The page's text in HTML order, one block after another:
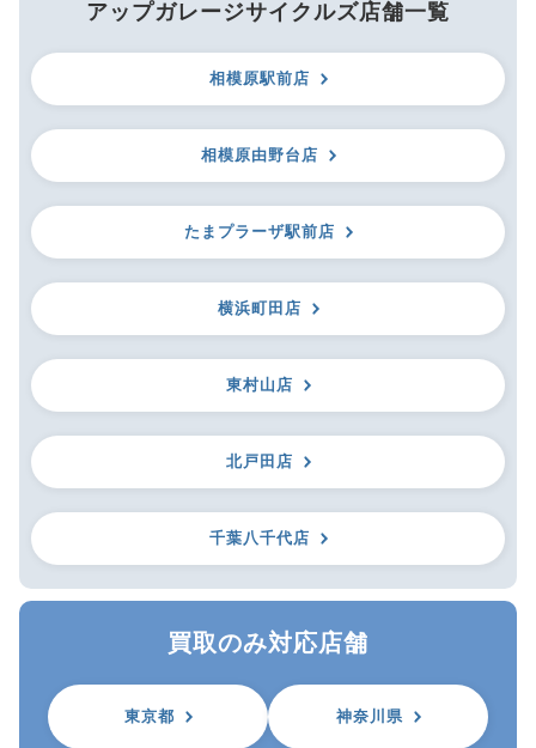
アップガレージサイクルズ店舗一覧
相模原駅前店
相模原由野台店
たまプラーザ駅前店
横浜町田店
東村山店
北戸田店
千葉八千代店
買取のみ対応店舗
東京都 神奈川県